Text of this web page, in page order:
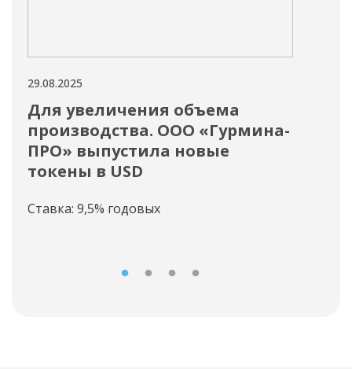
29.08.2025
Для увеличения объема
производства. ООО «Гурмина-
ПРО» выпустила новые
токены в USD
Ставка: 9,5% годовых